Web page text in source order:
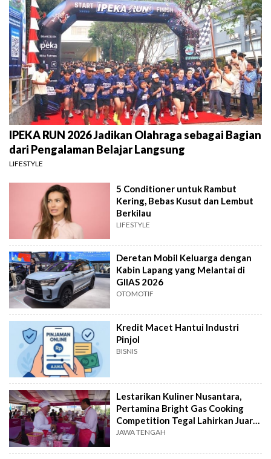
IPEKA RUN 2026 Jadikan Olahraga sebagai Bagian
dari Pengalaman Belajar Langsung
LIFESTYLE
5 Conditioner untuk Rambut
Kering, Bebas Kusut dan Lembut
Berkilau
LIFESTYLE
Deretan Mobil Keluarga dengan
Kabin Lapang yang Melantai di
GIIAS 2026
OTOMOTIF
Kredit Macet Hantui Industri
Pinjol
BISNIS
Lestarikan Kuliner Nusantara,
Pertamina Bright Gas Cooking
Competition Tegal Lahirkan Juara
Baru
JAWA TENGAH